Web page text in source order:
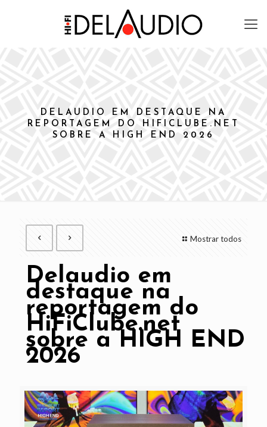
DELAUDIO EM DESTAQUE NA
REPORTAGEM DO HIFICLUBE.NET
SOBRE A HIGH END 2026
Mostrar todos
Delaudio em
destaque na
reportagem do
HiFiClube.net
sobre a HIGH END
2026